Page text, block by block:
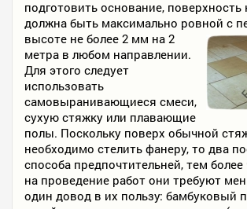
подготовить основание, поверхность
должна быть максимально ровной с
высоте не более 2 мм на 2
метра в любом направлении.
Для этого следует
использовать
самовыранивающиеся смеси,
сухую стяжку или плавающие
полы. Поскольку поверх обычной
необходимо стелить фанеру, то два
способа предпочтительней, тем
на проведение работ они требуют
один довод в их пользу: бамбуковый